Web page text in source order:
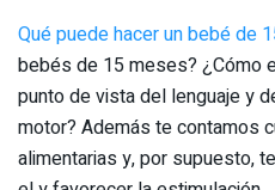
Qué puede hacer un bebé de
bebés de 15 meses? ¿Cómo
punto de vista del lenguaje y
motor? Además te contamos
alimentarias y, por supuesto,